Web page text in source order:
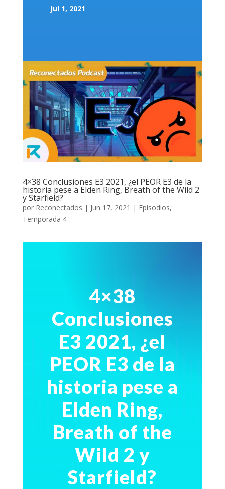
Jul 1, 2021
4×38 Conclusiones E3 2021, ¿el PEOR E3 de la
historia pese a Elden Ring, Breath of the Wild 2
y Starfield?
por Reconectados | Jun 17, 2021 | Episodios,
Temporada 4
4×38
Conclusiones
E3 2021, ¿el
PEOR E3 de la
historia pese a
Elden Ring,
Breath of the
Wild 2 y
Starfield?